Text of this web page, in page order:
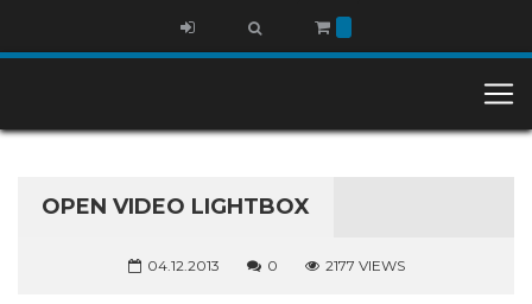
OPEN VIDEO LIGHTBOX
04.12.2013 0 2177 VIEWS